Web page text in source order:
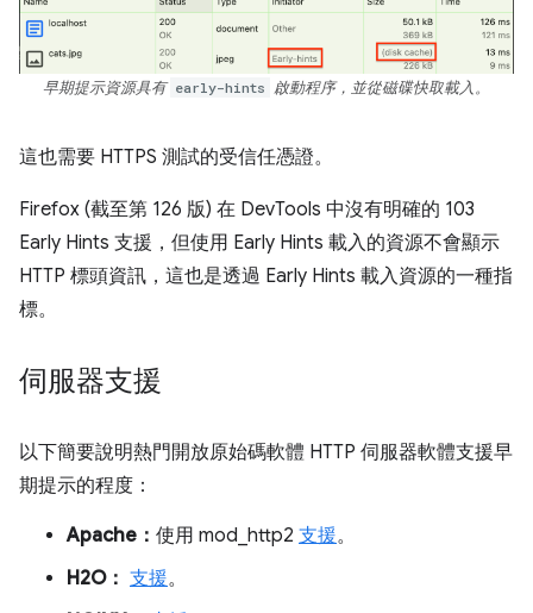
早期提示資源具有 early-hints 啟動程序，並從磁碟快取載入。
這也需要 HTTPS 測試的受信任憑證。
Firefox (截至第 126 版) 在 DevTools 中沒有明確的 103
Early Hints 支援，但使用 Early Hints 載入的資源不會顯示
HTTP 標頭資訊，這也是透過 Early Hints 載入資源的一種指
標。
伺服器支援
以下簡要說明熱門開放原始碼軟體 HTTP 伺服器軟體支援早
期提示的程度：
Apache： 使用 mod_http2 支援。
H2O： 支援。